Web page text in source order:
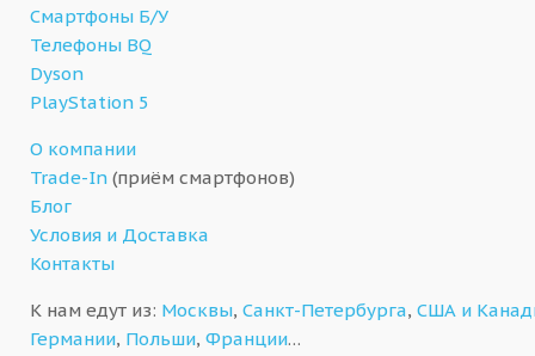
Смартфоны Б/У
Телефоны BQ
Dyson
PlayStation 5
О компании
Trade-In (приём смартфонов)
Блог
Условия и Доставка
Контакты
К нам едут из: Москвы, Санкт-Петербурга, США и
Германии, Польши, Франции…